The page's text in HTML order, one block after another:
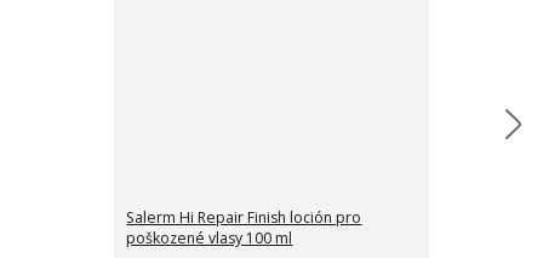
Salerm Hi Repair Finish loción pro
poškozené vlasy 100 ml